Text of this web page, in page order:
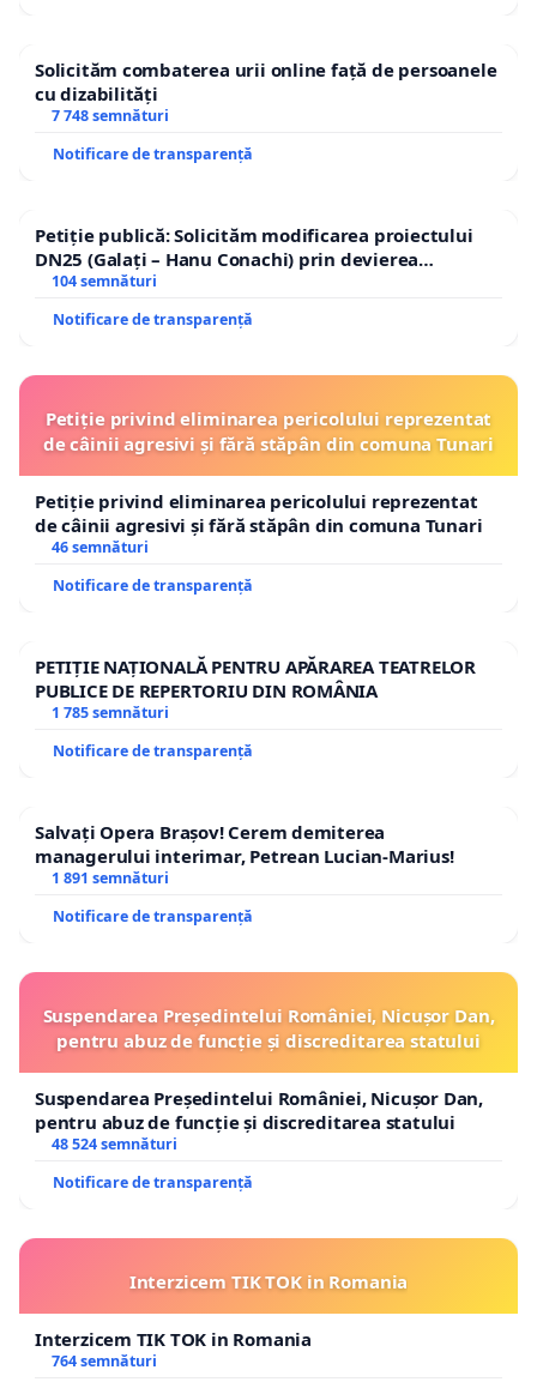
Solicităm combaterea urii online față de persoanele
cu dizabilități
7 748 semnături
Notificare de transparență
Petiție publică: Solicităm modificarea proiectului
DN25 (Galați – Hanu Conachi) prin devierea
traseului în afara localităților!
104 semnături
Notificare de transparență
Petiție privind eliminarea pericolului reprezentat
de câinii agresivi și fără stăpân din comuna Tunari
Petiție privind eliminarea pericolului reprezentat
de câinii agresivi și fără stăpân din comuna Tunari
46 semnături
Notificare de transparență
PETIȚIE NAȚIONALĂ PENTRU APĂRAREA TEATRELOR
PUBLICE DE REPERTORIU DIN ROMÂNIA
1 785 semnături
Notificare de transparență
Salvați Opera Brașov! Cerem demiterea
managerului interimar, Petrean Lucian-Marius!
1 891 semnături
Notificare de transparență
Suspendarea Președintelui României, Nicușor Dan,
pentru abuz de funcție și discreditarea statului
Suspendarea Președintelui României, Nicușor Dan,
pentru abuz de funcție și discreditarea statului
48 524 semnături
Notificare de transparență
Interzicem TIK TOK in Romania
Interzicem TIK TOK in Romania
764 semnături